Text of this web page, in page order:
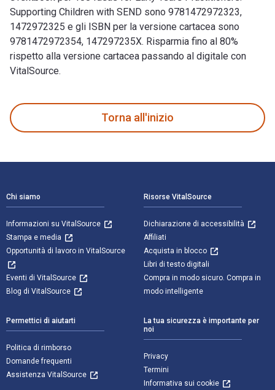
Supporting Children with SEND sono 9781472972323,
1472972325 e gli ISBN per la versione cartacea sono
9781472972354, 147297235X. Risparmia fino al 80%
rispetto alla versione cartacea passando al digitale con
VitalSource.
Torna all'inizio
Chi siamo
Informazioni su VitalSource
Stampa e media
Opportunità di lavoro in VitalSource
Eventi di VitalSource
Blog di VitalSource
Risorse VitalSource
Dichiarazione di accessibilità
Affiliati
Acquista in blocco
Libri di testo digitali
Compra in modo sicuro. Compra in
modo intelligente
Permettici di aiutarti
Politica di rimborso
Domande frequenti
Assistenza VitalSource
La tua sicurezza è importante per
noi
Privacy
Termini
Informativa sui cookie